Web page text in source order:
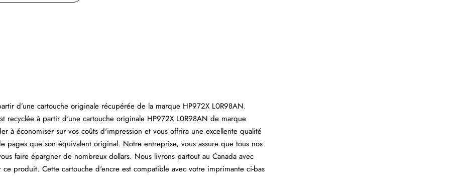
d’une cartouche originale récupérée de la marque HP972X L0R98AN.
recyclée à partir d'une cartouche originale HP972X L0R98AN de marque
à économiser sur vos coûts d'impression et vous offrira une excellente qualité
que son équivalent original. Notre entreprise, vous assure que tous nos
faire épargner de nombreux dollars. Nous livrons partout au Canada avec
produit. Cette cartouche d'encre est compatible avec votre imprimante ci-bas